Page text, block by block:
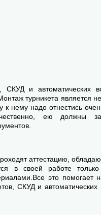
и автоматических
турникета является
нему надо отнестись
ею должны
аттестацию,
в своей работе
это помогает
СКУД и